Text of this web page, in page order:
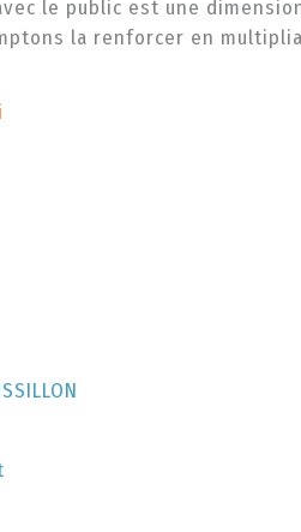
le public est une
la renforcer en